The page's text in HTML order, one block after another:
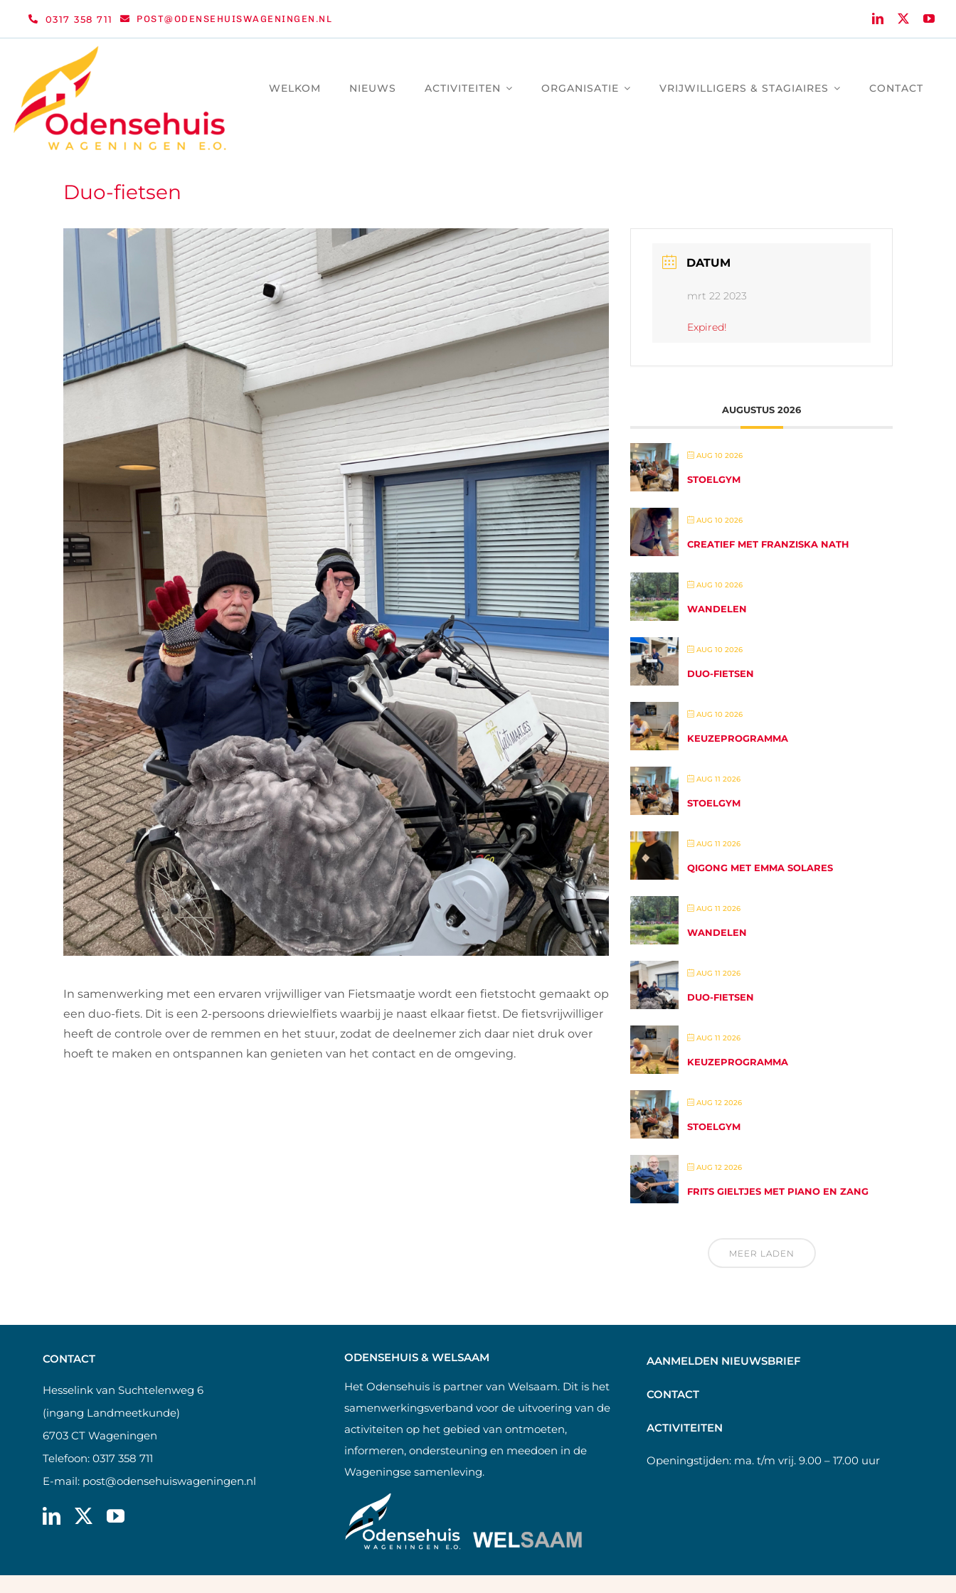
0317 358 711 POST@ODENSEHUISWAGENINGEN.NL
WELKOM NIEUWS ACTIVITEITEN ORGANISATIE VRIJWILLIGERS & STAGIAIRES CONTACT
Duo-fietsen
In samenwerking met een ervaren vrijwilliger van Fietsmaatje wordt een fietstocht gemaakt op
een duo-fiets. Dit is een 2-persoons driewielfiets waarbij je naast elkaar fietst. De fietsvrijwilliger
heeft de controle over de remmen en het stuur, zodat de deelnemer zich daar niet druk over
hoeft te maken en ontspannen kan genieten van het contact en de omgeving.
DATUM
mrt 22 2023
Expired!
AUGUSTUS 2026
AUG 10 2026
STOELGYM
AUG 10 2026
CREATIEF MET FRANZISKA NATH
AUG 10 2026
WANDELEN
AUG 10 2026
DUO-FIETSEN
AUG 10 2026
KEUZEPROGRAMMA
AUG 11 2026
STOELGYM
AUG 11 2026
QIGONG MET EMMA SOLARES
AUG 11 2026
WANDELEN
AUG 11 2026
DUO-FIETSEN
AUG 11 2026
KEUZEPROGRAMMA
AUG 12 2026
STOELGYM
AUG 12 2026
FRITS GIELTJES MET PIANO EN ZANG
MEER LADEN
CONTACT
Hesselink van Suchtelenweg 6
(ingang Landmeetkunde)
6703 CT Wageningen
Telefoon: 0317 358 711
E-mail: post@odensehuiswageningen.nl
ODENSEHUIS & WELSAAM
Het Odensehuis is partner van Welsaam. Dit is het
samenwerkingsverband voor de uitvoering van de
activiteiten op het gebied van ontmoeten,
informeren, ondersteuning en meedoen in de
Wageningse samenleving.
AANMELDEN NIEUWSBRIEF
CONTACT
ACTIVITEITEN
Openingstijden: ma. t/m vrij. 9.00 – 17.00 uur